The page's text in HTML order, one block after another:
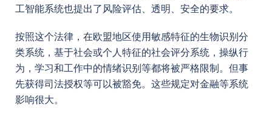
工智能系统也提出了风险评估、透明、安全的要求。
按照这个法律，在欧盟地区使用敏感特征的生物识别分
类系统，基于社会或个人特征的社会评分系统，操纵行
为，学习和工作中的情绪识别等都将被严格限制。但事
先获得司法授权等可以被豁免。这些规定对金融等系统
影响很大。